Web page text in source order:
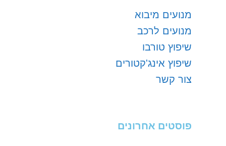
מנועים מיבוא
מנועים לרכב
שיפוץ טורבו
שיפוץ אינג'קטורים
צור קשר
פוסטים אחרונים